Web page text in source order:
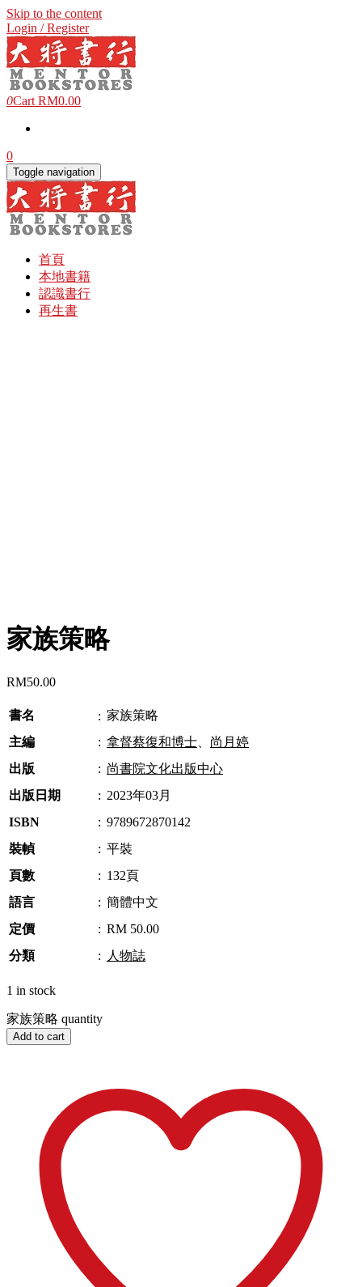
Skip to the content
Login / Register
0Cart RM0.00
0
Toggle navigation
首頁
本地書籍
認識書行
再生書
家族策略
RM50.00
書名 : 家族策略
主編
: 拿督蔡復和博士
尚月婷
出版
: 尚書院文化出版中心
出版日期
: 2023年03月
ISBN
: 9789672870142
裝幀
: 平裝
頁數
: 132頁
語言
: 簡體中文
定價
: RM 50.00
分類
: 人物誌
1 in stock
家族策略 quantity
Add to cart